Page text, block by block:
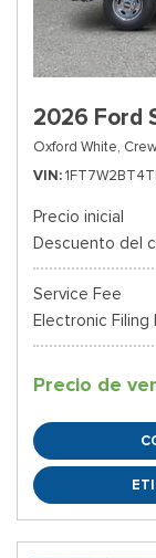
2026 Ford
Oxford White,
VIN
Precio inicial
Descuento del
Service Fee
Electronic Filing
Precio de